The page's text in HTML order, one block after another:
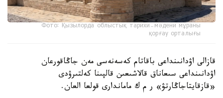
Фото: Қызылорда облыстық тарихи-мәдени мұраны
қорғау орталығы
قازالى اۋدانىنداعى باقاتام كەسەنەسى مەن جاڭاقورعان
اۋدانىنداعى سىعاناق قالاشىعىن قالپىنا كەلتىرۋدى
«قازقايتاجاڭارتۋ» ر م ك ماماندارى قولعا العان.